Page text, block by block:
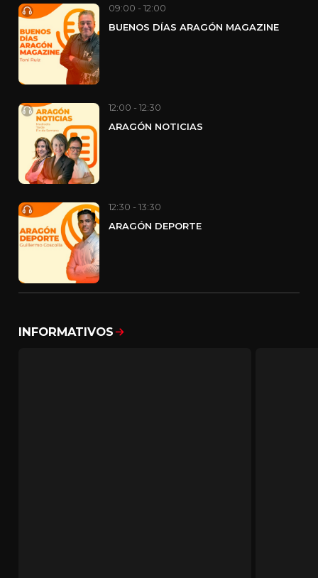
09:00 - 12:00
BUENOS DÍAS ARAGÓN MAGAZINE
12:00 - 12:30
ARAGÓN NOTICIAS
12:30 - 13:30
ARAGÓN DEPORTE
INFORMATIVOS Mostrar todo